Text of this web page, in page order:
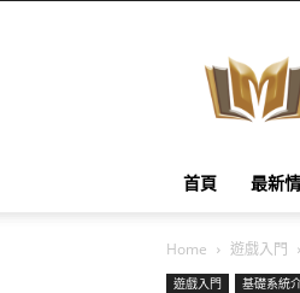
首頁 最新
Home 遊戲入門
遊戲入門 基礎系統